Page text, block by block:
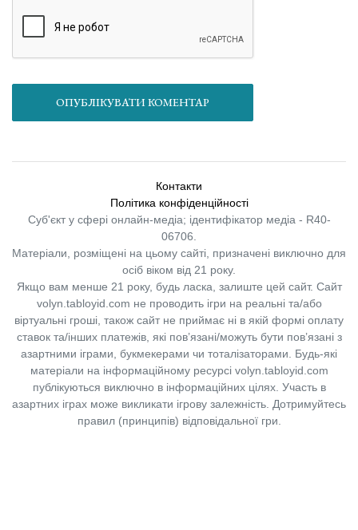
ОПУБЛІКУВАТИ КОМЕНТАР
Контакти
Політика конфіденційності
Суб'єкт у сфері онлайн-медіа; ідентифікатор медіа - R40-
06706.
Матеріали, розміщені на цьому сайті, призначені виключно для
осіб віком від 21 року.
Якщо вам менше 21 року, будь ласка, залиште цей сайт. Сайт
volyn.tabloyid.com не проводить ігри на реальні та/або
віртуальні гроші, також сайт не приймає ні в якій формі оплату
ставок та/інших платежів, які пов’язані/можуть бути пов’язані з
азартними іграми, букмекерами чи тоталізаторами. Будь-які
матеріали на інформаційному ресурсі volyn.tabloyid.com
публікуються виключно в інформаційних цілях. Участь в
азартних іграх може викликати ігрову залежність. Дотримуйтесь
правил (принципів) відповідальної гри.